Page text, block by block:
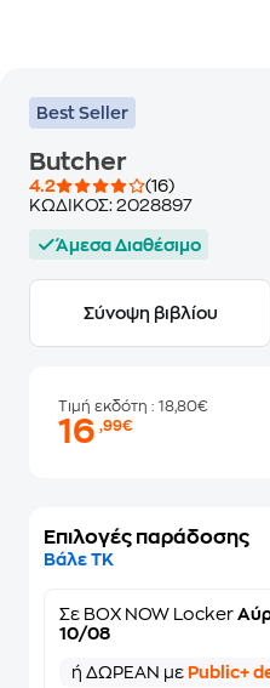
Best Seller
Butcher
4.2
(16)
ΚΩΔΙΚΟΣ: 2028897
Άμεσα Διαθέσιμο
Σύνοψη βιβλίου
Τιμή εκδότη : 18,80€
16,99€
Επιλογές παράδοσης
Βάλε ΤΚ
Σε BOX NOW Locker
10/08
ή ΔΩΡΕΑΝ με Public+